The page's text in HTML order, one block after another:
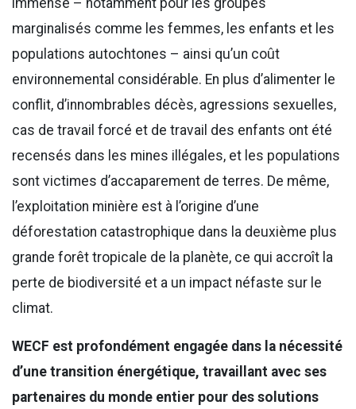
immense – notamment pour les groupes
marginalisés comme les femmes, les enfants et les
populations autochtones – ainsi qu’un coût
environnemental considérable. En plus d’alimenter le
conflit, d’innombrables décès, agressions sexuelles,
cas de travail forcé et de travail des enfants ont été
recensés dans les mines illégales, et les populations
sont victimes d’accaparement de terres. De même,
l’exploitation minière est à l’origine d’une
déforestation catastrophique dans la deuxième plus
grande forêt tropicale de la planète, ce qui accroît la
perte de biodiversité et a un impact néfaste sur le
climat.
WECF est profondément engagée dans la nécessité
d’une transition énergétique, travaillant avec ses
partenaires du monde entier pour des solutions